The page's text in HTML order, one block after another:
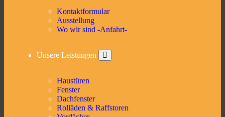
Kontaktformular
Ausstellung
Wo wir sind -Anfahrt-
Unsere Leistungen
Haustüren
Fenster
Dachfenster
Rolläden & Raffstoren